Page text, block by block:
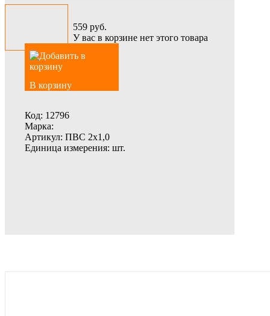
559 руб.
У вас в корзине нет этого товара
В корзину
Код: 12796
Марка:
Артикул: ПВС 2х1,0
Единица измерения: шт.